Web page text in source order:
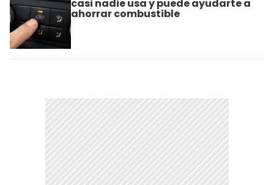
casi nadie usa y puede ayudarte a
ahorrar combustible